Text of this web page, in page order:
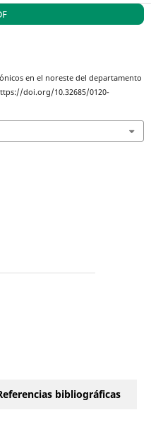
en el noreste del departamento
doi.org/10.32685/0120-
bibliográficas